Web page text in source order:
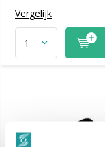
Vergelijk